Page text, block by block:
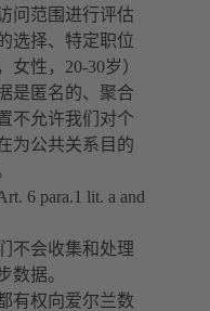
问范围进行评估
选择、特定职位
性，20-30岁）
是匿名的、聚合
不允许我们对个
为公共关系目的
6 para.1 lit. a and
不会收集和处理
数据。
有权向爱尔兰数